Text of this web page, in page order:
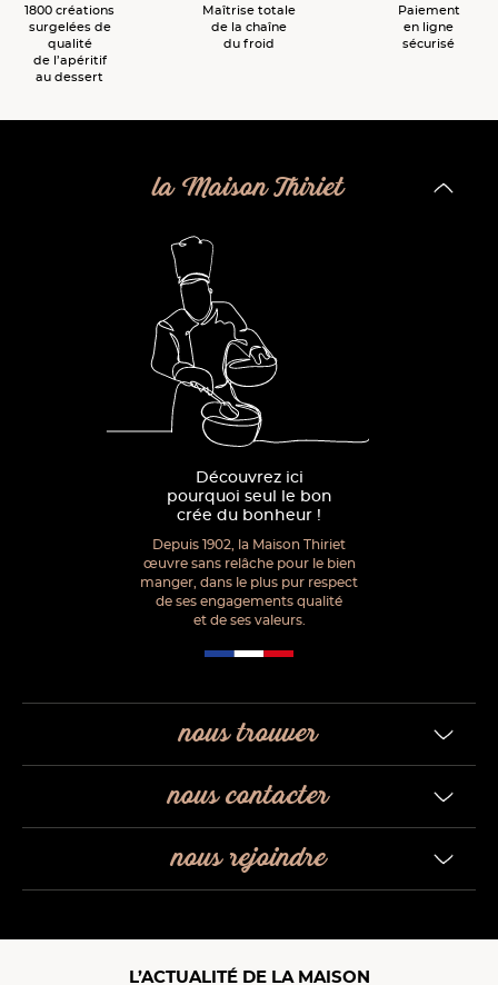
1800 créations
surgelées de
qualité
de l’apéritif
au dessert
Maîtrise totale
de la chaîne
du froid
Paiement
en ligne
sécurisé
la Maison Thiriet
Découvrez ici
pourquoi seul le bon
crée du bonheur !
Depuis 1902, la Maison Thiriet
œuvre sans relâche pour le bien
manger, dans le plus pur respect
de ses engagements qualité
et de ses valeurs.
nous trouver
nous contacter
nous rejoindre
L’ACTUALITÉ DE LA MAISON